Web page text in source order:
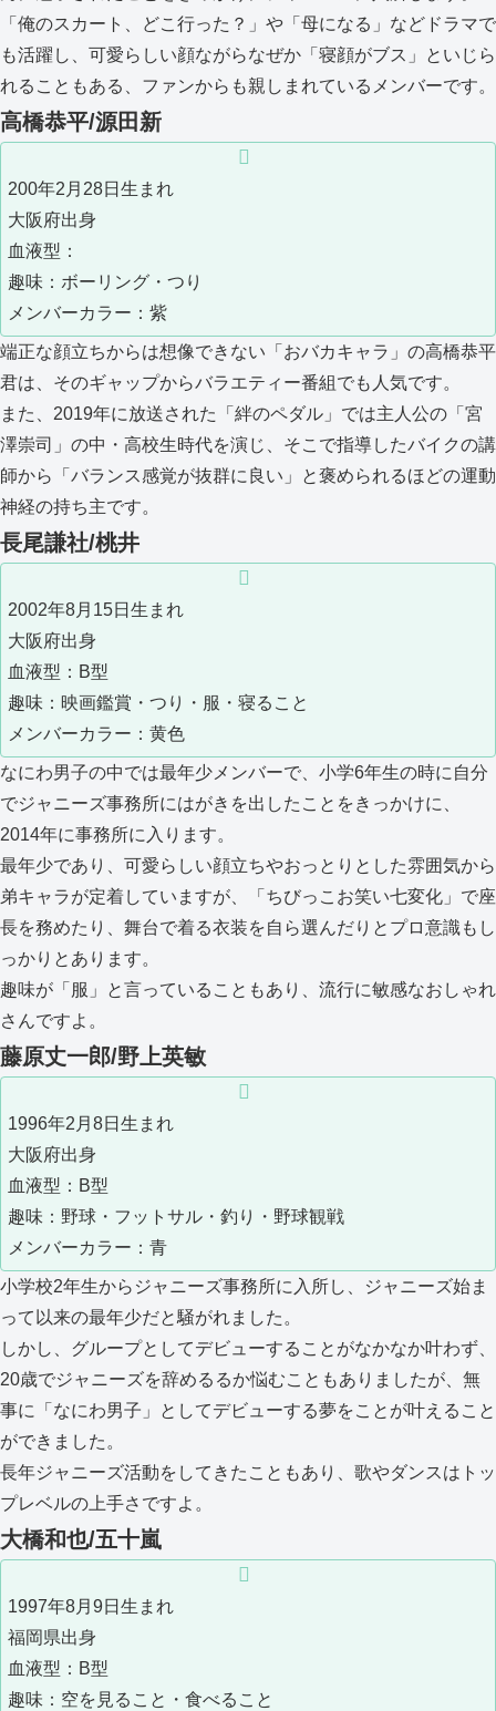
「俺のスカート、どこ行った？」や「母になる」などドラマで
も活躍し、可愛らしい顔ながらなぜか「寝顔がブス」といじら
れることもある、ファンからも親しまれているメンバーです。
高橋恭平/源田新
200年2月28日生まれ
大阪府出身
血液型：
趣味：ボーリング・つり
メンバーカラー：紫
端正な顔立ちからは想像できない「おバカキャラ」の高橋恭平
君は、そのギャップからバラエティー番組でも人気です。
また、2019年に放送された「絆のペダル」では主人公の「宮
澤崇司」の中・高校生時代を演じ、そこで指導したバイクの講
師から「バランス感覚が抜群に良い」と褒められるほどの運動
神経の持ち主です。
長尾謙社/桃井
2002年8月15日生まれ
大阪府出身
血液型：B型
趣味：映画鑑賞・つり・服・寝ること
メンバーカラー：黄色
なにわ男子の中では最年少メンバーで、小学6年生の時に自分
でジャニーズ事務所にはがきを出したことをきっかけに、
2014年に事務所に入ります。
最年少であり、可愛らしい顔立ちやおっとりとした雰囲気から
弟キャラが定着していますが、「ちびっこお笑い七変化」で座
長を務めたり、舞台で着る衣装を自ら選んだりとプロ意識もし
っかりとあります。
趣味が「服」と言っていることもあり、流行に敏感なおしゃれ
さんですよ。
藤原丈一郎/野上英敏
1996年2月8日生まれ
大阪府出身
血液型：B型
趣味：野球・フットサル・釣り・野球観戦
メンバーカラー：青
小学校2年生からジャニーズ事務所に入所し、ジャニーズ始ま
って以来の最年少だと騒がれました。
しかし、グループとしてデビューすることがなかなか叶わず、
20歳でジャニーズを辞めるるか悩むこともありましたが、無
事に「なにわ男子」としてデビューする夢をことが叶えること
ができました。
長年ジャニーズ活動をしてきたこともあり、歌やダンスはトッ
プレベルの上手さですよ。
大橋和也/五十嵐
1997年8月9日生まれ
福岡県出身
血液型：B型
趣味：空を見ること・食べること